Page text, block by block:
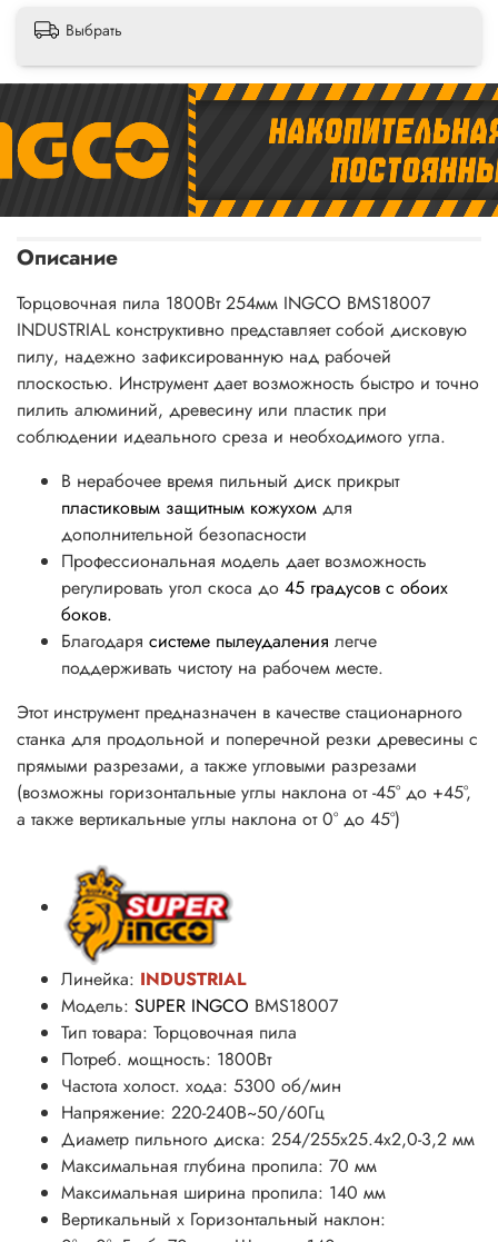
Выбрать
Описание
Торцовочная пила 1800Вт 254мм INGCO BMS18007
INDUSTRIAL конструктивно представляет собой дисковую
пилу, надежно зафиксированную над рабочей
плоскостью. Инструмент дает возможность быстро и точно
пилить алюминий, древесину или пластик при
соблюдении идеального среза и необходимого угла.
В нерабочее время пильный диск прикрыт
пластиковым защитным кожухом для
дополнительной безопасности
Профессиональная модель дает возможность
регулировать угол скоса до 45 градусов с обоих
боков.
Благодаря системе пылеудаления легче
поддерживать чистоту на рабочем месте.
Этот инструмент предназначен в качестве стационарного
станка для продольной и поперечной резки древесины с
прямыми разрезами, а также угловыми разрезами
(возможны горизонтальные углы наклона от -45° до +45°,
а также вертикальные углы наклона от 0° до 45°)
Линейка: INDUSTRIAL
Модель: SUPER INGCO BMS18007
Тип товара: Торцовочная пила
Потреб. мощность: 1800Вт
Частота холост. хода: 5300 об/мин
Напряжение: 220-240В~50/60Гц
Диаметр пильного диска: 254/255х25.4х2,0-3,2 мм
Максимальная глубина пропила: 70 мм
Максимальная ширина пропила: 140 мм
Вертикальный х Горизонтальный наклон: